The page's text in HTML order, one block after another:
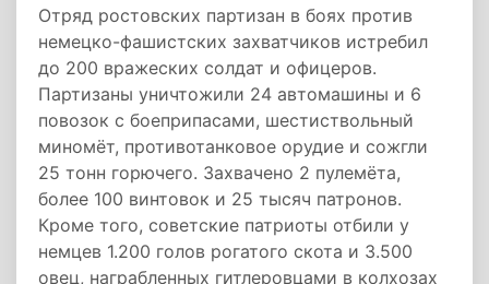
Отряд ростовских партизан в боях против
немецко-фашистских захватчиков истребил
до 200 вражеских солдат и офицеров.
Партизаны уничтожили 24 автомашины и 6
повозок с боеприпасами, шестиствольный
миномёт, противотанковое орудие и сожгли
25 тонн горючего. Захвачено 2 пулемёта,
более 100 винтовок и 25 тысяч патронов.
Кроме того, советские патриоты отбили у
немцев 1.200 голов рогатого скота и 3.500
овец, награбленных гитлеровцами в колхозах